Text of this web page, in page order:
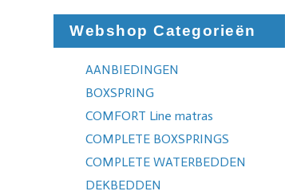
Webshop Categorieën
AANBIEDINGEN
BOXSPRING
COMFORT Line matras
COMPLETE BOXSPRINGS
COMPLETE WATERBEDDEN
DEKBEDDEN